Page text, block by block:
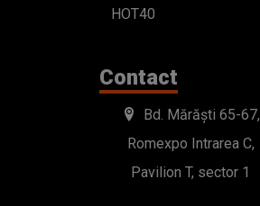
HOT40
Contact
Bd. Mărăști 65-67,
Romexpo Intrarea C,
Pavilion T, sector 1